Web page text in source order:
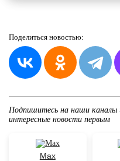
Поделиться новостью:
Подпишитесь на наши
интересные новости первым
Max